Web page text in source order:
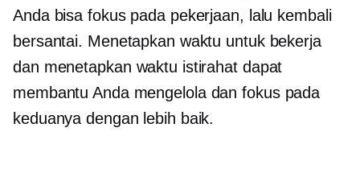
Anda bisa fokus pada pekerjaan, lalu kembali
bersantai. Menetapkan waktu untuk bekerja
dan menetapkan waktu istirahat dapat
membantu Anda mengelola dan fokus pada
keduanya dengan lebih baik.